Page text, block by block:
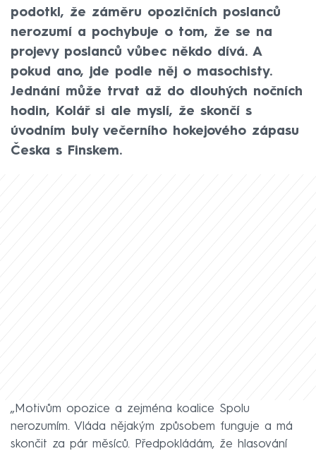
podotkl, že záměru opozičních poslanců
nerozumí a pochybuje o tom, že se na
projevy poslanců vůbec někdo dívá. A
pokud ano, jde podle něj o masochisty.
Jednání může trvat až do dlouhých nočních
hodin, Kolář si ale myslí, že skončí s
úvodním buly večerního hokejového zápasu
Česka s Finskem.
„Motivům opozice a zejména koalice Spolu
nerozumím. Vláda nějakým způsobem funguje a má
skončit za pár měsíců. Předpokládám, že hlasování